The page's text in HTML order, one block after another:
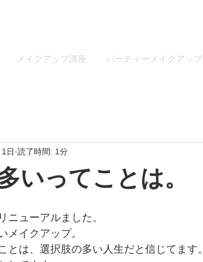
メイクアップ講座 パーティーメイクアップ
いってことは。
日 読了時間: 1分
ニューアルました。
メイクアップ。
とは、選択肢の多い人生だと信じてます。